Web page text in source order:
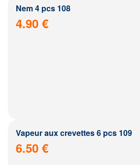
Nem 4 pcs 108
4.90 €
Vapeur aux crevettes 6 pcs 109
6.50 €